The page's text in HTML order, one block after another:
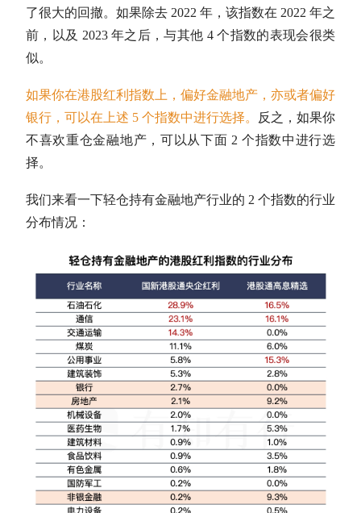
了很大的回撤。如果除去 2022 年，该指数在 2022 年之
前，以及 2023 年之后，与其他 4 个指数的表现会很类
似。
如果你在港股红利指数上，偏好金融地产，亦或者偏好
银行，可以在上述 5 个指数中进行选择。
反之，如果你
不喜欢重仓金融地产，可以从下面 2 个指数中进行选
择。
我们来看一下轻仓持有金融地产行业的 2 个指数的行业
分布情况：